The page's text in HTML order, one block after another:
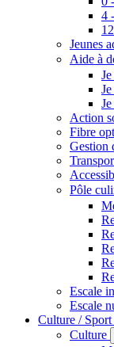
4
Jeunes
Aide à
Action
Fibre
Gestion
Pôle
Escale
Escale
Culture /
Culture